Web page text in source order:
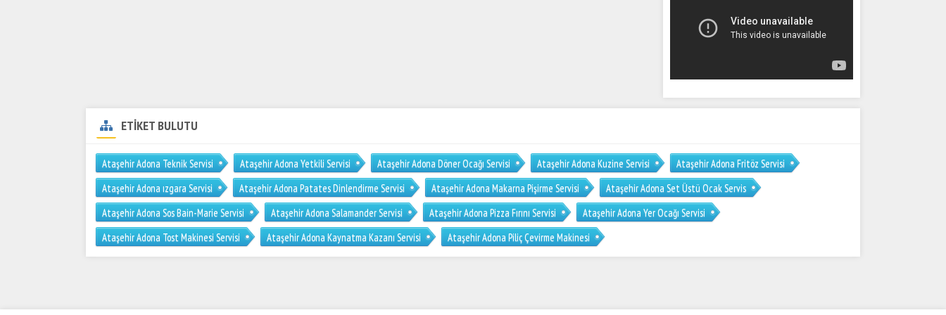
ETİKET BULUTU
Ataşehir Adona Teknik Servisi Ataşehir Adona Yetkili Servisi Ataşehir Adona Döner Ocağı Servisi Ataşehir Adona Kuzine Servisi
Ataşehir Adona Fritöz Servisi
Ataşehir Adona ızgara Servisi
Ataşehir Adona Patates Dinlendirme Servisi Ataşehir Adona Makarna Pişirme Servisi
Ataşehir Adona Set Üstü Ocak Servis
Ataşehir Adona Sos Bain-Marie Servisi
Ataşehir Adona Salamander Servisi Ataşehir Adona Pizza Fırını Servisi
Ataşehir Adona Yer Ocağı Servisi
Ataşehir Adona Tost Makinesi Servisi
Ataşehir Adona Kaynatma Kazanı Servisi Ataşehir Adona Piliç Çevirme Makinesi